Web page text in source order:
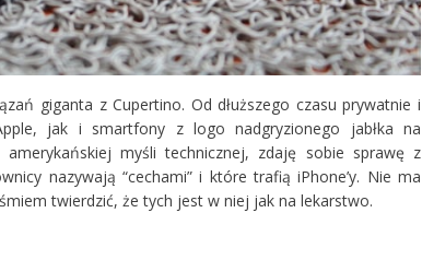
giganta z Cupertino. Od dłuższego czasu prywatnie i
jak i smartfony z logo nadgryzionego jabłka na
myśli technicznej, zdaję sobie sprawę z
nazywają “cechami” i które trafią iPhone’y. Nie ma
twierdzić, że tych jest w niej jak na lekarstwo.